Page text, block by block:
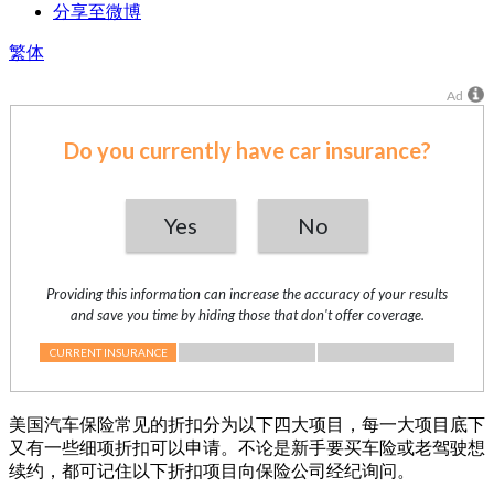
分享至微博
繁体
Ad
美国汽车保险常见的折扣分为以下四大项目，每一大项目底下
又有一些细项折扣可以申请。不论是新手要买车险或老驾驶想
续约，都可记住以下折扣项目向保险公司经纪询问。